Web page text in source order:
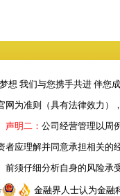
想 我们与您携手共进 伴您
网为准则（具有法律效力
声明二： 公司经营管理以周
者应理解并同意承担相关
前须仔细分析自身的风险承
金融界人士认为金